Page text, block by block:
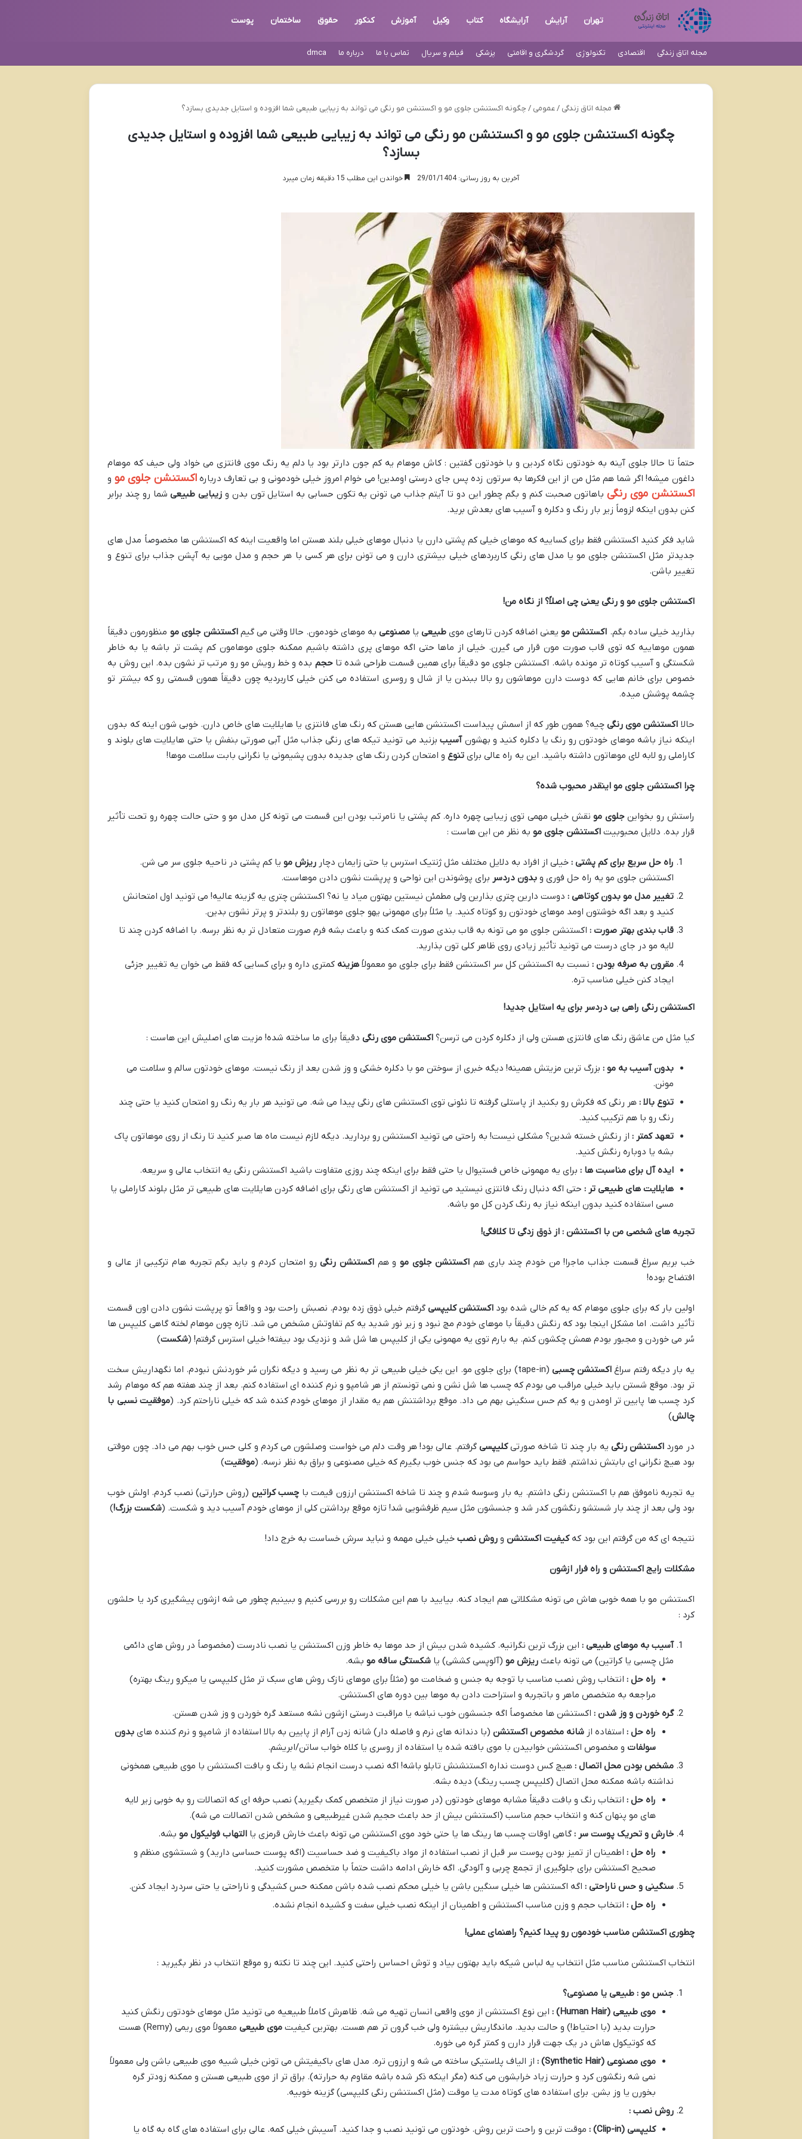
تهران آرایش آرایشگاه کتاب وکیل آموزش کنکور حقوق ساختمان پوست
مجله اتاق زندگی اقتصادی تکنولوژی گردشگری و اقامتی پزشکی فیلم و سریال تماس با ما درباره ما dmca
مجله اتاق زندگی /عمومی / چگونه اکستنشن جلوی مو و اکستنشن مو رنگی می تواند به زیبایی طبیعی شما افزوده و استایل جدیدی بسازد؟
چگونه اکستنشن جلوی مو و اکستنشن مو رنگی می تواند به زیبایی طبیعی شما افزوده و استایل جدیدی
بسازد؟
آخرین به روز رسانی: 29/01/1404 خواندن این مطلب 15 دقیقه زمان میبرد
حتماً تا حالا جلوی آینه به خودتون نگاه کردین و با خودتون گفتین : کاش موهام یه کم جون دارتر بود یا دلم یه رنگ موی فانتزی می خواد ولی حیف که موهام
داغون میشه! اگر شما هم مثل من از این فکرها به سرتون زده پس جای درستی اومدین! می خوام امروز خیلی خودمونی و بی تعارف دربارهاکستنشن جلوی مو و
اکستنشن موی رنگیباهاتون صحبت کنم و بگم چطور این دو تا آیتم جذاب می تونن یه تکون حسابی به استایل تون بدن و زیبایی طبیعیشما رو چند برابر
کنن بدون اینکه لزوماً زیر بار رنگ و دکلره و آسیب های بعدش برید.
شاید فکر کنید اکستنشن فقط برای کساییه که موهای خیلی کم پشتی دارن یا دنبال موهای خیلی بلند هستن اما واقعیت اینه که اکستنشن ها مخصوصاً مدل های
جدیدتر مثل اکستنشن جلوی مو یا مدل های رنگی کاربردهای خیلی بیشتری دارن و می تونن برای هر کسی با هر حجم و مدل مویی یه آپشن جذاب برای تنوع و
تغییر باشن.
اکستنشن جلوی مو و رنگی یعنی چی اصلاً؟ از نگاه من!
بذارید خیلی ساده بگم. اکستنشن مویعنی اضافه کردن تارهای موی طبیعییا مصنوعیبه موهای خودمون. حالا وقتی می گیماکستنشن جلوی مو منظورمون دقیقاً
همون موهاییه که توی قاب صورت مون قرار می گیرن. خیلی از ماها حتی اگه موهای پری داشته باشیم ممکنه جلوی موهامون کم پشت تر باشه یا به خاطر
شکستگی و آسیب کوتاه تر مونده باشه. اکستنشن جلوی مو دقیقاً برای همین قسمت طراحی شده تاحجم بده و خط رویش مو رو مرتب تر نشون بده. این روش به
خصوص برای خانم هایی که دوست دارن موهاشون رو بالا ببندن یا از شال و روسری استفاده می کنن خیلی کاربردیه چون دقیقاً همون قسمتی رو که بیشتر تو
چشمه پوشش میده.
حالا اکستنشن موی رنگیچیه؟ همون طور که از اسمش پیداست اکستنشن هایی هستن که رنگ های فانتزی یا هایلایت های خاص دارن. خوبی شون اینه که بدون
اینکه نیاز باشه موهای خودتون رو رنگ یا دکلره کنید و بهشونآسیببزنید می تونید تیکه های رنگی جذاب مثل آبی صورتی بنفش یا حتی هایلایت های بلوند و
کاراملی رو لابه لای موهاتون داشته باشید. این یه راه عالی برایتنوع و امتحان کردن رنگ های جدیده بدون پشیمونی یا نگرانی بابت سلامت موها!
چرا اکستنشن جلوی مو اینقدر محبوب شده؟
راستش رو بخواینجلوی مونقش خیلی مهمی توی زیبایی چهره داره. کم پشتی یا نامرتب بودن این قسمت می تونه کل مدل مو و حتی حالت چهره رو تحت تأثیر
قرار بده. دلایل محبوبیتاکستنشن جلوی مو به نظر من این هاست :
راه حل سریع برای کم پشتی :خیلی از افراد به دلایل مختلف مثل ژنتیک استرس یا حتی زایمان دچارریزش مو یا کم پشتی در ناحیه جلوی سر می شن.
اکستنشن جلوی مو یه راه حل فوری وبدون دردسر برای پوشوندن این نواحی و پرپشت نشون دادن موهاست.
تغییر مدل مو بدون کوتاهی : دوست دارین چتری بذارین ولی مطمئن نیستین بهتون میاد یا نه؟ اکستنشن چتری یه گزینه عالیه! می تونید اول امتحانش
کنید و بعد اگه خوشتون اومد موهای خودتون رو کوتاه کنید. یا مثلاً برای مهمونی یهو جلوی موهاتون رو بلندتر و پرتر نشون بدین.
قاب بندی بهتر صورت : اکستنشن جلوی مو می تونه به قاب بندی صورت کمک کنه و باعث بشه فرم صورت متعادل تر به نظر برسه. با اضافه کردن چند تا
لایه مو در جای درست می تونید تأثیر زیادی روی ظاهر کلی تون بذارید.
مقرون به صرفه بودن : نسبت به اکستنشن کل سر اکستنشن فقط برای جلوی مو معمولاًهزینه کمتری داره و برای کسایی که فقط می خوان یه تغییر جزئی
ایجاد کنن خیلی مناسب تره.
اکستنشن رنگی راهی بی دردسر برای یه استایل جدید!
کیا مثل من عاشق رنگ های فانتزی هستن ولی از دکلره کردن می ترسن؟اکستنشن موی رنگی دقیقاً برای ما ساخته شده! مزیت های اصلیش این هاست :
بدون آسیب به مو : بزرگ ترین مزیتش همینه! دیگه خبری از سوختن مو با دکلره خشکی و وز شدن بعد از رنگ نیست. موهای خودتون سالم و سلامت می
مونن.
تنوع بالا :هر رنگی که فکرش رو بکنید از پاستلی گرفته تا نئونی توی اکستنشن های رنگی پیدا می شه. می تونید هر بار یه رنگ رو امتحان کنید یا حتی چند
رنگ رو با هم ترکیب کنید.
تعهد کمتر : از رنگش خسته شدین؟ مشکلی نیست! به راحتی می تونید اکستنشن رو بردارید. دیگه لازم نیست ماه ها صبر کنید تا رنگ از روی موهاتون پاک
بشه یا دوباره رنگش کنید.
ایده آل برای مناسبت ها : برای یه مهمونی خاص فستیوال یا حتی فقط برای اینکه چند روزی متفاوت باشید اکستنشن رنگی یه انتخاب عالی و سریعه.
هایلایت های طبیعی تر : حتی اگه دنبال رنگ فانتزی نیستید می تونید از اکستنشن های رنگی برای اضافه کردن هایلایت های طبیعی تر مثل بلوند کاراملی یا
مسی استفاده کنید بدون اینکه نیاز به رنگ کردن کل مو باشه.
تجربه های شخصی من با اکستنشن : از ذوق زدگی تا کلافگی!
خب بریم سراغ قسمت جذاب ماجرا! من خودم چند باری هم اکستنشن جلوی موو هم اکستنشن رنگیرو امتحان کردم و باید بگم تجربه هام ترکیبی از عالی و
افتضاح بوده!
اولین بار که برای جلوی موهام که یه کم خالی شده بود اکستنشن کلیپسی گرفتم خیلی ذوق زده بودم. نصبش راحت بود و واقعاً تو پرپشت نشون دادن اون قسمت
تأثیر داشت. اما مشکل اینجا بود که رنگش دقیقاً با موهای خودم مچ نبود و زیر نور شدید یه کم تفاوتش مشخص می شد. تازه چون موهام لخته گاهی کلیپس ها
سُر می خوردن و مجبور بودم همش چکشون کنم. یه بارم توی یه مهمونی یکی از کلیپس ها شل شد و نزدیک بود بیفته! خیلی استرس گرفتم! (شکست)
یه بار دیگه رفتم سراغ اکستنشن چسبی
(tape-in) برای جلوی مو. این یکی خیلی طبیعی تر به نظر می رسید و دیگه نگران سُر خوردنش نبودم. اما نگهداریش سخت
تر بود. موقع شستن باید خیلی مراقب می بودم که چسب ها شل نشن و نمی تونستم از هر شامپو و نرم کننده ای استفاده کنم. بعد از چند هفته هم که موهام رشد
کرد چسب ها پایین تر اومدن و یه کم حس سنگینی بهم می داد. موقع برداشتنش هم یه مقدار از موهای خودم کنده شد که خیلی ناراحتم کرد. (موفقیت نسبی با
چالش)
در مورد اکستنشن رنگی یه بار چند تا شاخه صورتیکلیپسی گرفتم. عالی بود! هر وقت دلم می خواست وصلشون می کردم و کلی حس خوب بهم می داد. چون موقتی
بود هیچ نگرانی ای بابتش نداشتم. فقط باید حواسم می بود که جنس خوب بگیرم که خیلی مصنوعی و براق به نظر نرسه. (موفقیت)
یه تجربه ناموفق هم با اکستنشن رنگی داشتم. یه بار وسوسه شدم و چند تا شاخه اکستنشن ارزون قیمت با چسب کراتین (روش حرارتی) نصب کردم. اولش خوب
بود ولی بعد از چند بار شستشو رنگشون کدر شد و جنسشون مثل سیم ظرفشویی شد! تازه موقع برداشتن کلی از موهای خودم آسیب دید و شکست. (شکست بزرگ!
)
نتیجه ای که من گرفتم این بود کهکیفیت اکستنشن وروش نصب خیلی خیلی مهمه و نباید سرش خساست به خرج داد!
مشکلات رایج اکستنشن و راه فرار ازشون
اکستنشن مو با همه خوبی هاش می تونه مشکلاتی هم ایجاد کنه. بیایید با هم این مشکلات رو بررسی کنیم و ببینیم چطور می شه ازشون پیشگیری کرد یا حلشون
کرد :
آسیب به موهای طبیعی : این بزرگ ترین نگرانیه. کشیده شدن بیش از حد موها به خاطر وزن اکستنشن یا نصب نادرست (مخصوصاً در روش های دائمی
مثل چسبی یا کراتین) می تونه باعثریزش مو (آلوپسی کششی) یاشکستگی ساقه مو بشه.
راه حل : انتخاب روش نصب مناسب با توجه به جنس و ضخامت مو (مثلاً برای موهای نازک روش های سبک تر مثل کلیپسی یا میکرو رینگ بهتره)
مراجعه به متخصص ماهر و باتجربه و استراحت دادن به موها بین دوره های اکستنشن.
گره خوردن و وز شدن : اکستنشن ها مخصوصاً اگه جنسشون خوب نباشه یا مراقبت درستی ازشون نشه مستعد گره خوردن و وز شدن هستن.
راه حل : استفاده ازشانه مخصوص اکستنشن (با دندانه های نرم و فاصله دار) شانه زدن آرام از پایین به بالا استفاده از شامپو و نرم کننده هایبدون
سولفات و مخصوص اکستنشن خوابیدن با موی بافته شده یا استفاده از روسری یا کلاه خواب ساتن/ابریشم.
مشخص بودن محل اتصال :هیچ کس دوست نداره اکستنشنش تابلو باشه! اگه نصب درست انجام نشه یا رنگ و بافت اکستنشن با موی طبیعی همخونی
نداشته باشه ممکنه محل اتصال (کلیپس چسب رینگ) دیده بشه.
راه حل : انتخاب رنگ و بافت دقیقاً مشابه موهای خودتون (در صورت نیاز از متخصص کمک بگیرید) نصب حرفه ای که اتصالات رو به خوبی زیر لایه
های مو پنهان کنه و انتخاب حجم مناسب (اکستنشن بیش از حد باعث حجیم شدن غیرطبیعی و مشخص شدن اتصالات می شه).
خارش و تحریک پوست سر :گاهی اوقات چسب ها رینگ ها یا حتی خود موی اکستنشن می تونه باعث خارش قرمزی یاالتهاب فولیکول مو بشه.
راه حل : اطمینان از تمیز بودن پوست سر قبل از نصب استفاده از مواد باکیفیت و ضد حساسیت (اگه پوست حساسی دارید) و شستشوی منظم و
صحیح اکستنشن برای جلوگیری از تجمع چربی و آلودگی. اگه خارش ادامه داشت حتماً با متخصص مشورت کنید.
سنگینی و حس ناراحتی : اگه اکستنشن ها خیلی سنگین باشن یا خیلی محکم نصب شده باشن ممکنه حس کشیدگی و ناراحتی یا حتی سردرد ایجاد کنن.
راه حل : انتخاب حجم و وزن مناسب اکستنشن و اطمینان از اینکه نصب خیلی سفت و کشیده انجام نشده.
چطوری اکستنشن مناسب خودمون رو پیدا کنیم؟ راهنمای عملی!
انتخاب اکستنشن مناسب مثل انتخاب یه لباس شیکه باید بهتون بیاد و توش احساس راحتی کنید. این چند تا نکته رو موقع انتخاب در نظر بگیرید :
جنس مو : طبیعی یا مصنوعی؟
موی طبیعی (Human Hair)
: این نوع اکستنشن از موی واقعی انسان تهیه می شه. ظاهرش کاملاً طبیعیه می تونید مثل موهای خودتون رنگش کنید
حرارت بدید (با احتیاط!) و حالت بدید. ماندگاریش بیشتره ولی خب گرون تر هم هست. بهترین کیفیتموی طبیعی
معمولاً موی ریمی (Remy) هست
که کوتیکول هاش در یک جهت قرار دارن و کمتر گره می خوره.
موی مصنوعی (Synthetic Hair)
: از الیاف پلاستیکی ساخته می شه و ارزون تره. مدل های باکیفیتش می تونن خیلی شبیه موی طبیعی باشن ولی معمولاً
نمی شه رنگشون کرد و حرارت زیاد خرابشون می کنه (مگر اینکه ذکر شده باشه مقاوم به حرارته). براق تر از موی طبیعی هستن و ممکنه زودتر گره
بخورن یا وز بشن. برای استفاده های کوتاه مدت یا موقت (مثل اکستنشن رنگی کلیپسی) گزینه خوبیه.
روش نصب :
کلیپسی (Clip-in)
: موقت ترین و راحت ترین روش. خودتون می تونید نصب و جدا کنید. آسیبش خیلی کمه. عالی برای استفاده های گاه به گاه یا